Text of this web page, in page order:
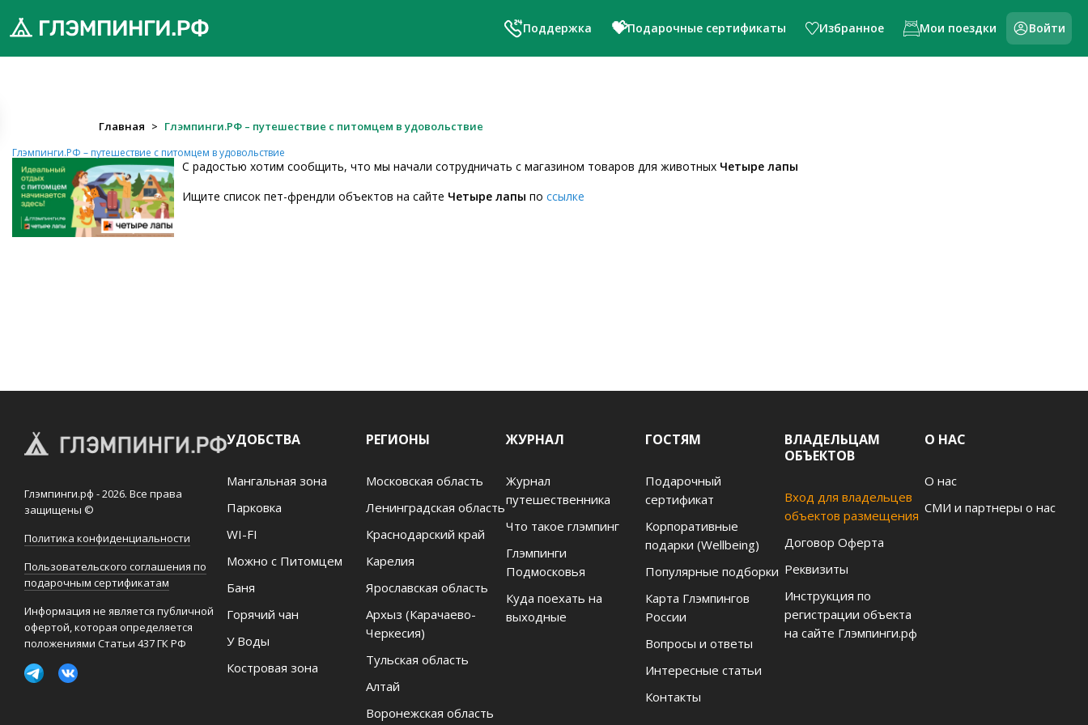
Поддержка 💝Подарочные сертификаты Избранное Мои поездки Войти
Главная > Глэмпинги.РФ – путешествие с питомцем в удовольствие
Глэмпинги.РФ – путешествие с питомцем в удовольствие
С радостью хотим сообщить, что мы начали сотрудничать с магазином товаров для животных Четыре лапы
Ищите список пет-френдли объектов на сайте Четыре лапы по ссылке
О НАС
О нас
СМИ и партнеры о нас
ВЛАДЕЛЬЦАМ
ОБЪЕКТОВ
Вход для владельцев
объектов размещения
Договор Оферта
Реквизиты
Инструкция по
регистрации объекта
на сайте Глэмпинги.рф
ГОСТЯМ
Подарочный
сертификат
Корпоративные
подарки (Wellbeing)
Популярные подборки
Карта Глэмпингов
России
Вопросы и ответы
Интересные статьи
Контакты
ЖУРНАЛ
Журнал
путешественника
Что такое глэмпинг
Глэмпинги
Подмосковья
Куда поехать на
выходные
РЕГИОНЫ
Московская область
Ленинградская область
Краснодарский край
Карелия
Ярославская область
Архыз (Карачаево-
Черкесия)
Тульская область
Алтай
Воронежская область
УДОБСТВА
Мангальная зона
Парковка
WI-FI
Можно с Питомцем
Баня
Горячий чан
У Воды
Костровая зона
Глэмпинги.рф - 2026. Все права
защищены ©
Политика конфиденциальности
Пользовательского соглашения по
подарочным сертификатам
Информация не является публичной
офертой, которая определяется
положениями Статьи 437 ГК РФ